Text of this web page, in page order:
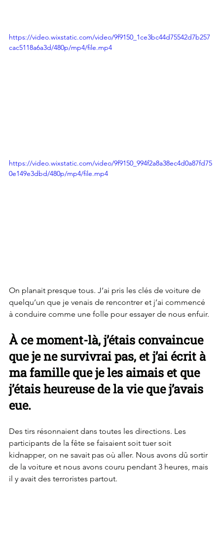
https://video.wixstatic.com/video/9f9150_1ce3bc44d75542d7b257
cac5118a6a3d/480p/mp4/file.mp4
https://video.wixstatic.com/video/9f9150_994f2a8a38ec4d0a87fd75
0e149e3dbd/480p/mp4/file.mp4
On planait presque tous. J’ai pris les clés de voiture de
quelqu’un que je venais de rencontrer et j’ai commencé
à conduire comme une folle pour essayer de nous enfuir.
À ce moment-là, j’étais convaincue
que je ne survivrai pas, et j’ai écrit à
ma famille que je les aimais et que
j’étais heureuse de la vie que j’avais
eue.
Des tirs résonnaient dans toutes les directions. Les
participants de la fête se faisaient soit tuer soit
kidnapper, on ne savait pas où aller. Nous avons dû sortir
de la voiture et nous avons couru pendant 3 heures, mais
il y avait des terroristes partout.